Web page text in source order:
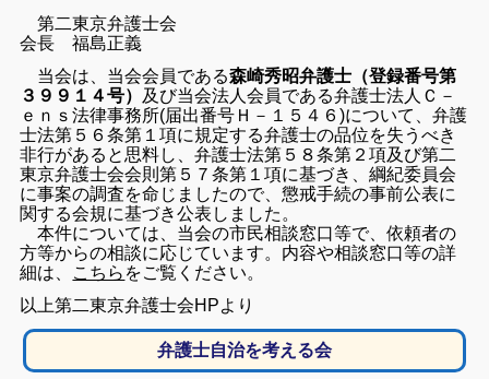
第二東京弁護士会
会長 福島正義
当会は、当会会員である森崎秀昭弁護士（登録番号第
３９９１４号） 及び当会法人会員である弁護士法人Ｃ－
ｅｎｓ法律事務所(届出番号Ｈ－１５４６)について、弁護
士法第５６条第１項に規定する弁護士の品位を失うべき
非行があると思料し、弁護士法第５８条第２項及び第二
東京弁護士会会則第５７条第１項に基づき、綱紀委員会
に事案の調査を命じましたので、懲戒手続の事前公表に
関する会規に基づき公表しました。
本件については、当会の市民相談窓口等で、依頼者の
方等からの相談に応じています。内容や相談窓口等の詳
細は、 こちら をご覧ください。
以上第二東京弁護士会HPより
弁護士自治を考える会